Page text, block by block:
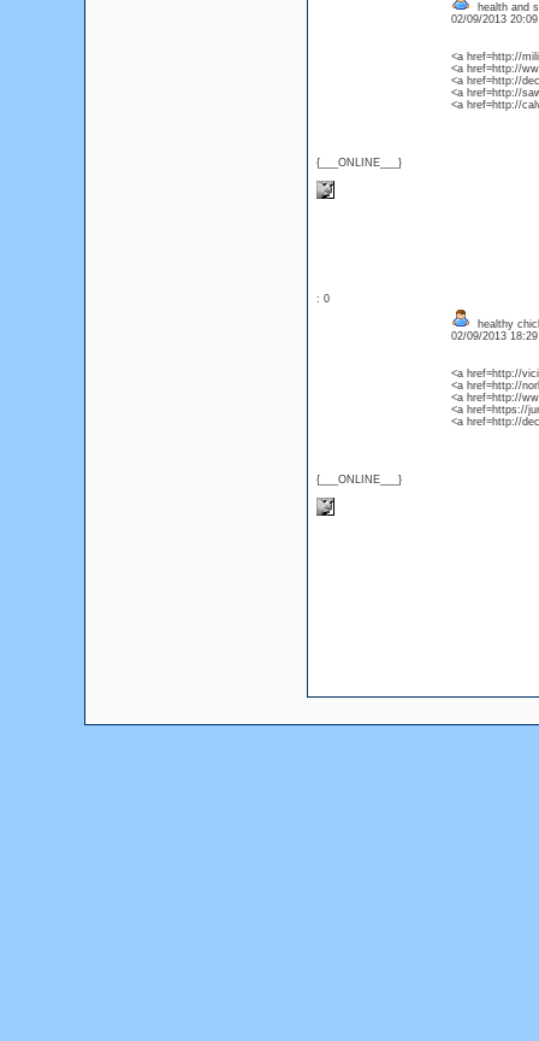
{___ONLINE___}
health and
02/09/2013
<a href=http://
<a href=http://
<a href=http://
<a href=http://
<a href=http://
: 0
{___ONLINE___}
healthy
02/09/2013
<a href=http://
<a href=http://
<a href=http://
<a href=https://
<a href=http://